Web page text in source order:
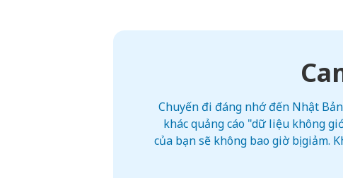
Chuyến đi đáng nhớ đến Nhật
khác quảng cáo "dữ liệu không
của bạn sẽ không bao giờ bị giảm.